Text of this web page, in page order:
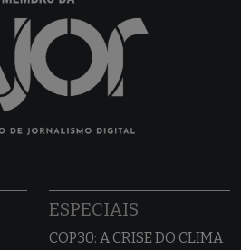
ESPECIAIS
COP30: A CRISE DO CLIMA